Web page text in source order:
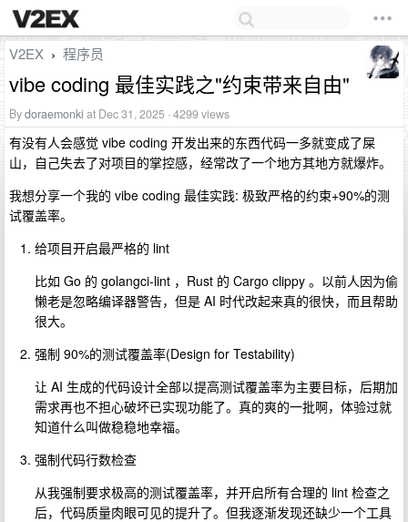
V2EX › 程序员
vibe coding 最佳实践之"约束带来自由"
Bydoraemonki at Dec 31, 2025 · 4299 views
有没有人会感觉 vibe coding 开发出来的东西代码一多就变成了屎
山，自己失去了对项目的掌控感，经常改了一个地方其地方就爆炸。
我想分享一个我的 vibe coding 最佳实践: 极致严格的约束+90%的测
试覆盖率。
给项目开启最严格的 lint
比如 Go 的 golangci-lint ，Rust 的 Cargo clippy 。以前人因为偷
懒老是忽略编译器警告，但是 AI 时代改起来真的很快，而且帮助
很大。
强制 90%的测试覆盖率(Design for Testability)
让 AI 生成的代码设计全部以提高测试覆盖率为主要目标，后期加
需求再也不担心破坏已实现功能了。真的爽的一批啊，体验过就
知道什么叫做稳稳地幸福。
强制代码行数检查
从我强制要求极高的测试覆盖率，并开启所有合理的 lint 检查之
后，代码质量肉眼可见的提升了。但我逐渐发现还缺少一个工具